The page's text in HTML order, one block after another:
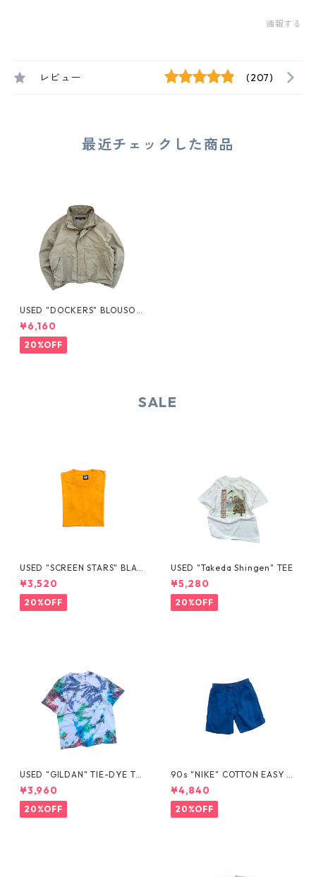
通報する
レビュー (207)
最近チェックした商品
USED "DOCKERS" BLOUSON
JACKET
¥6,160
20%OFF
SALE
USED "SCREEN STARS" BLAN
K TEE
¥3,520
20%OFF
USED "Takeda Shingen" TEE
¥5,280
20%OFF
USED "GILDAN" TIE-DYE TE
E
¥3,960
20%OFF
90s "NIKE" COTTON EASY S
HORTS
¥4,840
20%OFF